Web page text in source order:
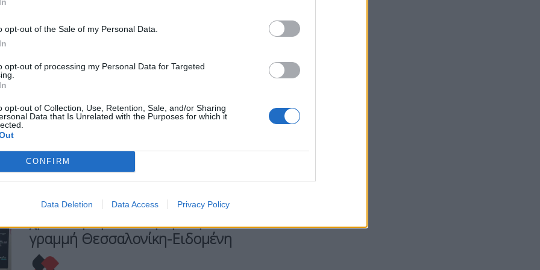
opt-out of the Sale of my Personal Data.
opt-out of processing my Personal Data for Targeted
opt-out of Collection, Use, Retention, Sale, and/or Sharing
Data that Is Unrelated with the Purposes for which it
CONFIRM
Data Deletion Data Access Privacy Policy
Θα συνεδριάσει το απόγευμα της
Τετάρτης, στις 17:30,η Πολιτική Επιτροπή
του πρωθυπουργού και προέδρου της
την εκλογή νέου γραμματέα της Πολιτικής
Επιτροπής.
ΕΙΔΉΣΕΙΣ ΕΛΛΆΔΑ
Ενεργοποιήθηκε μετά από 20
γραμμή Θεσσαλονίκη-Ειδομένη